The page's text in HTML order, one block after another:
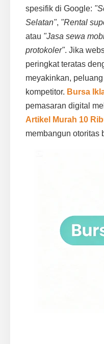
spesifik di Google:
Selatan", "Rental
atau "Jasa sewa
protokoler". Jika
peringkat teratas
meyakinkan,
kompetitor. Bursa
pemasaran digital
Artikel Murah 10
membangun otoritas